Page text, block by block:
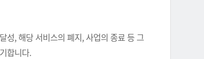
성, 해당 서비스의 폐지, 사업의 종료 등 그
합니다.